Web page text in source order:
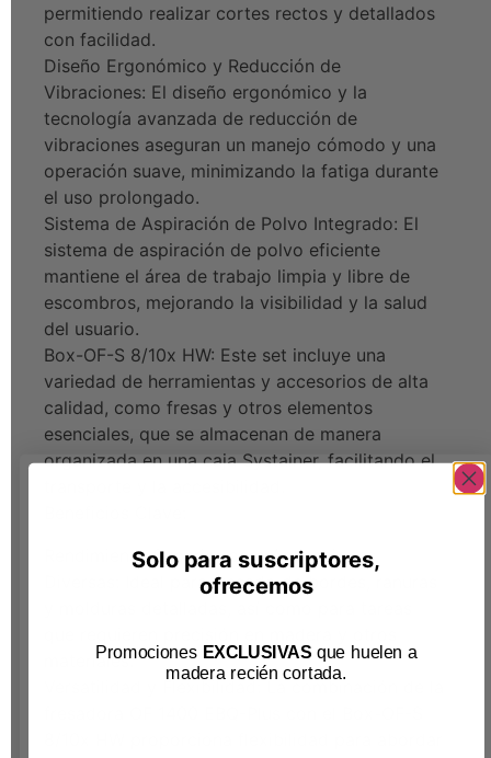
permitiendo realizar cortes rectos y detallados
con facilidad.
Diseño Ergonómico y Reducción de
Vibraciones: El diseño ergonómico y la
tecnología avanzada de reducción de
vibraciones aseguran un manejo cómodo y una
operación suave, minimizando la fatiga durante
el uso prolongado.
Sistema de Aspiración de Polvo Integrado: El
sistema de aspiración de polvo eficiente
mantiene el área de trabajo limpia y libre de
escombros, mejorando la visibilidad y la salud
del usuario.
Box-OF-S 8/10x HW: Este set incluye una
variedad de herramientas y accesorios de alta
calidad, como fresas y otros elementos
esenciales, que se almacenan de manera
organizada en una caja Systainer, facilitando el
Rendimiento Superior para Aplicaciones
Diversas: Ideal para fresado de bordes, ranuras
materiales.
Versatilidad y Flexibilidad: La combinación de la
Solo para suscriptores,
ofrecemos
Promociones EXCLUSIVAS que huelen a
madera recién cortada.